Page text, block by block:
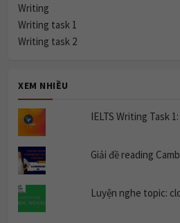
Writing
Writing task 1
Writing task 2
XEM NHIỀU
IELTS Writing Task
Giải đề reading
Luyện nghe topic: